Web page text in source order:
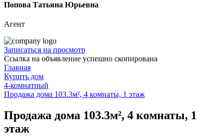
Попова Татьяна Юрьевна
Агент
Записаться на просмотр
Ссылка на объявление успешно скопирована
Главная
Купить дом
4-комнатный
Продажа дома 103.3м², 4 комнаты, 1 этаж
Продажа дома 103.3м², 4 комнаты, 1
этаж